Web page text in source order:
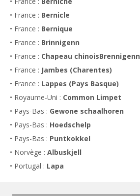
• France : Bernicle
• France : Bernique
• France : Brinnigenn
• France : Chapeau chinoisBrennigenn
• France : Jambes (Charentes)
• France : Lappes (Pays Basque)
• Royaume-Uni : Common Limpet
• Pays-Bas : Gewone schaalhoren
• Pays-Bas : Hoedschelp
• Pays-Bas : Puntkokkel
• Norvège : Albuskjell
• Portugal : Lapa